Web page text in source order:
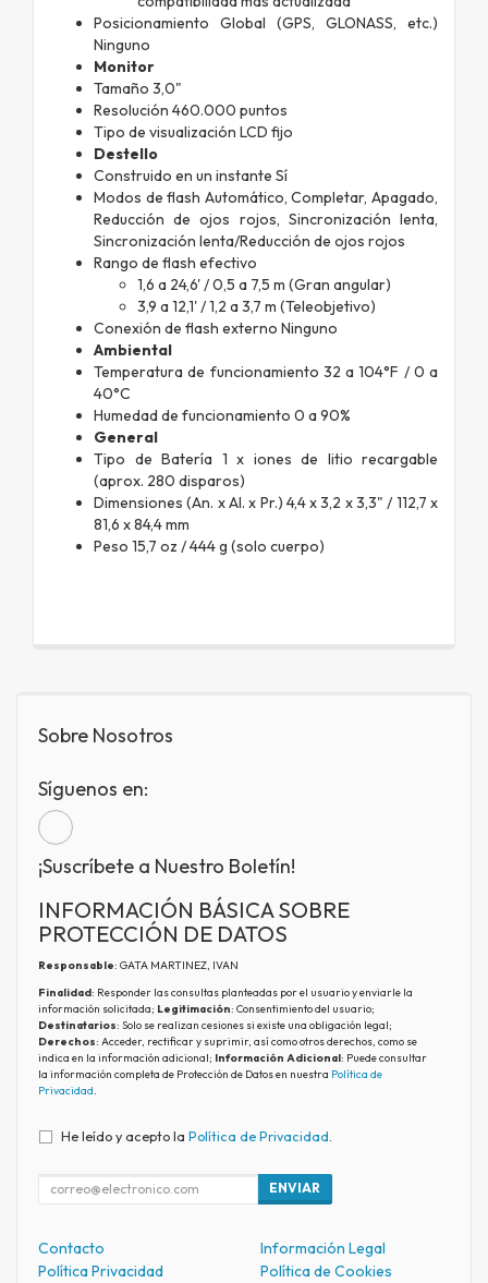
Posicionamiento Global (GPS, GLONASS, etc.)
Ninguno
Monitor
Tamaño 3,0"
Resolución 460.000 puntos
Tipo de visualización LCD fijo
Destello
Construido en un instante Sí
Modos de flash Automático, Completar, Apagado,
Reducción de ojos rojos, Sincronización lenta,
Sincronización lenta/Reducción de ojos rojos
Rango de flash efectivo
1,6 a 24,6' / 0,5 a 7,5 m (Gran angular)
3,9 a 12,1' / 1,2 a 3,7 m (Teleobjetivo)
Conexión de flash externo Ninguno
Ambiental
Temperatura de funcionamiento 32 a 104°F / 0 a
40°C
Humedad de funcionamiento 0 a 90%
General
Tipo de Batería 1 x iones de litio recargable
(aprox. 280 disparos)
Dimensiones (An. x Al. x Pr.) 4,4 x 3,2 x 3,3" / 112,7 x
81,6 x 84,4 mm
Peso 15,7 oz / 444 g (solo cuerpo)
Sobre Nosotros
Síguenos en:
¡Suscríbete a Nuestro Boletín!
INFORMACIÓN BÁSICA SOBRE
PROTECCIÓN DE DATOS
Responsable: GATA MARTINEZ, IVAN
Finalidad: Responder las consultas planteadas por el usuario y enviarle la
información solicitada; Legitimación: Consentimiento del usuario;
Destinatarios: Solo se realizan cesiones si existe una obligación legal;
Derechos: Acceder, rectificar y suprimir, así como otros derechos, como se
indica en la información adicional; Información Adicional: Puede consultar
la información completa de Protección de Datos en nuestra Política de
Privacidad.
He leído y acepto la Política de Privacidad
ENVIAR
Contacto
Información Legal
Política Privacidad
Política de Cookies